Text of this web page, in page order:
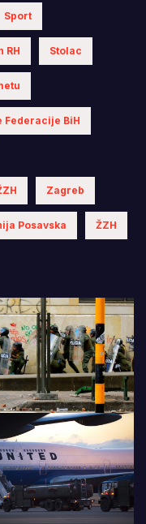
Sport
RH Stolac
Federacije BiH
Zagreb
Posavska ŽZH